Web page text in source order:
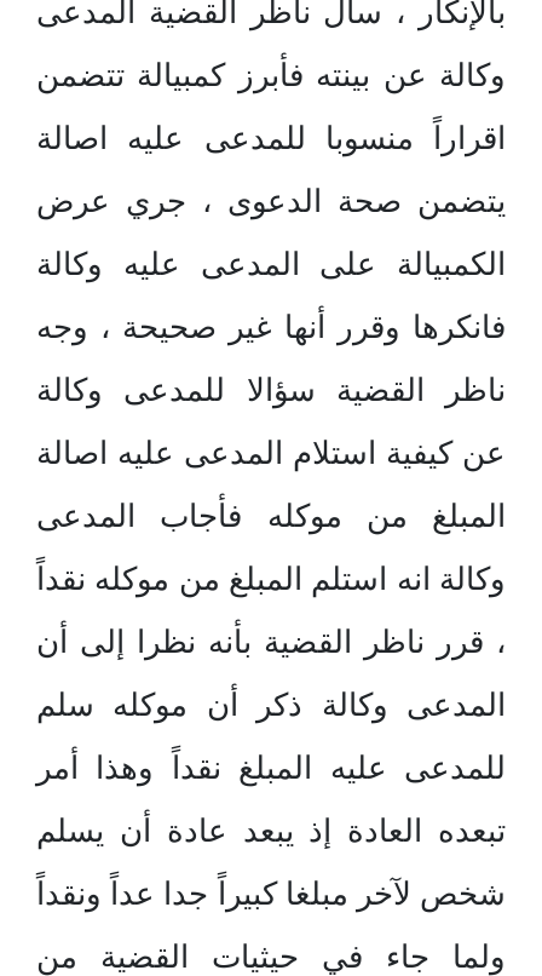
بالإنكار ، سأل ناظر القضية المدعى
وكالة عن بينته فأبرز كمبيالة تتضمن
اقراراً منسوبا للمدعى عليه اصالة
يتضمن صحة الدعوى ، جري عرض
الكمبيالة على المدعى عليه وكالة
فانكرها وقرر أنها غير صحيحة ، وجه
ناظر القضية سؤالا للمدعى وكالة
عن كيفية استلام المدعى عليه اصالة
المبلغ من موكله فأجاب المدعى
وكالة انه استلم المبلغ من موكله نقداً
، قرر ناظر القضية بأنه نظرا إلى أن
المدعى وكالة ذكر أن موكله سلم
للمدعى عليه المبلغ نقداً وهذا أمر
تبعده العادة إذ يبعد عادة أن يسلم
شخص لآخر مبلغا كبيراً جدا عداً ونقداً
ولما جاء في حيثيات القضية من